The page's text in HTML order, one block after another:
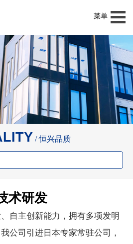
菜单
恒兴品质
术研发
主创新能力，拥有多项发明
公司引进日本专家常驻公司，